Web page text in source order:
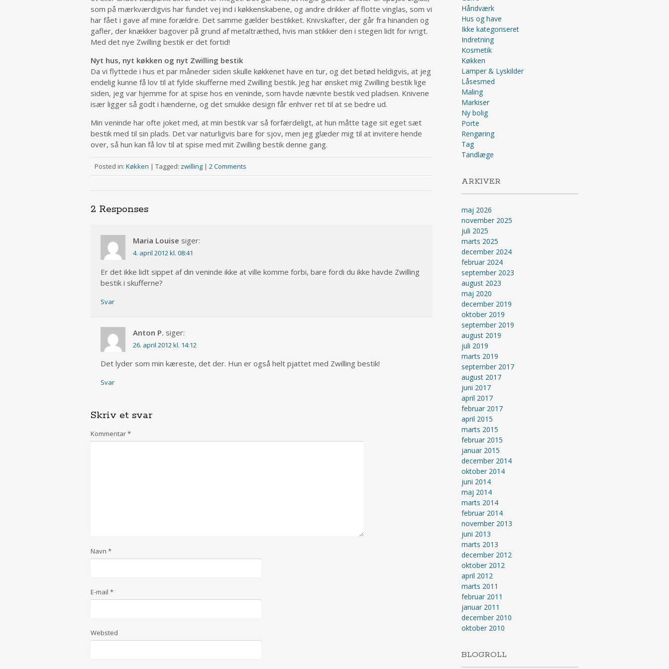
som på mærkværdigvis har fundet vej ind i køkkenskabene, og andre drikker af flotte vinglas, som vi
har fået i gave af mine forældre. Det samme gælder bestikket. Knivskafter, der går fra hinanden og
gafler, der knækker bagover på grund af metaltræthed, hvis man stikker den i stegen lidt for ivrigt.
Med det nye Zwilling bestik er det fortid!
Nyt hus, nyt køkken og nyt Zwilling bestik
Da vi flyttede i hus et par måneder siden skulle køkkenet have en tur, og det betød heldigvis, at jeg
endelig kunne få lov til at fylde skufferne med Zwilling bestik. Jeg har ønsket mig Zwilling bestik lige
siden, jeg var hjemme for at spise hos en veninde, som havde nævnte bestik ved pladsen. Knivene
især ligger så godt i hænderne, og det smukke design får enhver ret til at se bedre ud.
Min veninde har ofte joket med, at min bestik var så forfærdeligt, at hun måtte tage sit eget sæt
bestik med til sin plads. Det var naturligvis bare for sjov, men jeg glæder mig til at invitere hende
over, så hun kan få lov til at spise med mit Zwilling bestik denne gang.
Posted in: Køkken | Tagged: zwilling | 2 Comments
2 Responses
Maria Louise siger:
4. april 2012 kl. 08:41
Er det ikke lidt sippet af din veninde ikke at ville komme forbi, bare fordi du ikke havde Zwilling
bestik i skufferne?
Svar
Anton P. siger:
26. april 2012 kl. 14:12
Det lyder som min kæreste, det der. Hun er også helt pjattet med Zwilling bestik!
Svar
Skriv et svar
Kommentar*
Navn *
E-mail *
Websted
Håndværk
Hus og have
Ikke kategoriseret
Indretning
Kosmetik
Køkken
Lamper & Lyskilder
Låsesmed
Maling
Markiser
Ny bolig
Porte
Rengøring
Tag
Tandlæge
ARKIVER
maj 2026
november 2025
juli 2025
marts 2025
december 2024
februar 2024
september 2023
august 2023
maj 2020
december 2019
oktober 2019
september 2019
august 2019
juli 2019
marts 2019
september 2017
august 2017
juni 2017
april 2017
februar 2017
april 2015
marts 2015
februar 2015
januar 2015
december 2014
oktober 2014
juni 2014
maj 2014
marts 2014
februar 2014
november 2013
juni 2013
marts 2013
december 2012
oktober 2012
april 2012
marts 2011
februar 2011
januar 2011
december 2010
oktober 2010
BLOGROLL